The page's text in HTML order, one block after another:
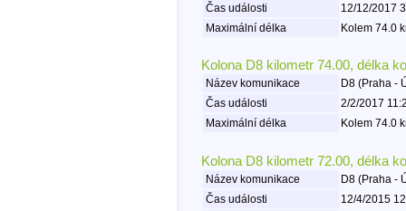
Čas události
12/12/2017
Maximální délka
Kolem 74.0
Kolona D8 kilometr 74.00, délka
Název komunikace
D8 (Praha -
Čas události
2/2/2017
Maximální délka
Kolem 74.0
Kolona D8 kilometr 72.00, délka
Název komunikace
D8 (Praha -
Čas události
12/4/2015